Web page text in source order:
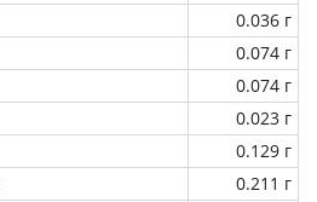
0.036 г
0.074 г
0.074 г
0.023 г
0.129 г
0.211 г